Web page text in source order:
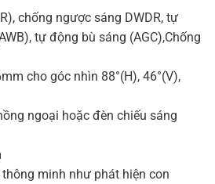
chống ngược sáng DWDR, tự
tự động bù sáng (AGC),Chống
cho góc nhìn 88°(H), 46°(V),
ngoại hoặc đèn chiếu sáng
minh như phát hiện con